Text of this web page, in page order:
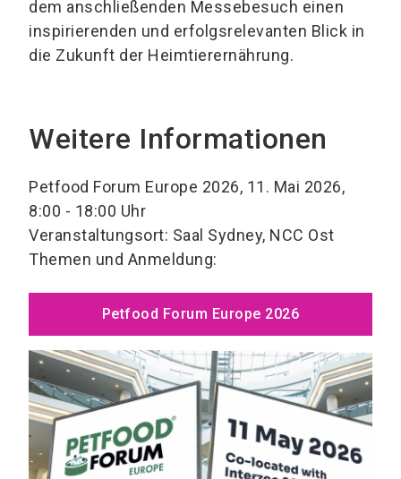
dem anschließenden Messebesuch einen
inspirierenden und erfolgsrelevanten Blick in
die Zukunft der Heimtierernährung.
Weitere Informationen
Petfood Forum Europe 2026, 11. Mai 2026,
8:00 - 18:00 Uhr
Veranstaltungsort: Saal Sydney, NCC Ost
Themen und Anmeldung:
Petfood Forum Europe 2026